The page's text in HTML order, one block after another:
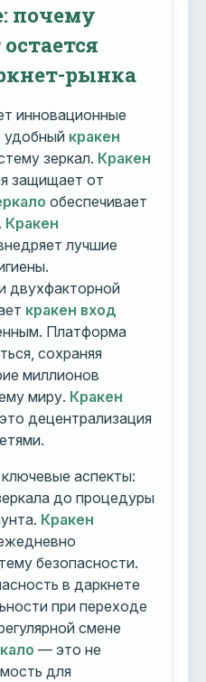
почему
рынка
инновационные
кракен
зеркал. Кракен
защищает от
обеспечивает
Кракен
лучшие
двухфакторной
кракен вход
Платформа
сохраняя
миллионов
миру. Кракен
децентрализация
аспекты:
до процедуры
Кракен
безопасности.
в даркнете
при переходе
смене
— это не
для